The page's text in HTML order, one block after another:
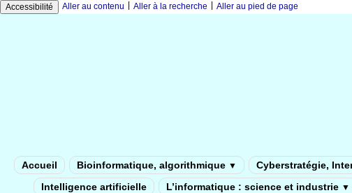
Accessibilité Aller au contenu Aller à la recherche Aller au pied de page
Accueil Bioinformatique, algorithmique ▼ Cyberstratégie,
Intelligence artificielle
L’informatique : science et industrie ▼